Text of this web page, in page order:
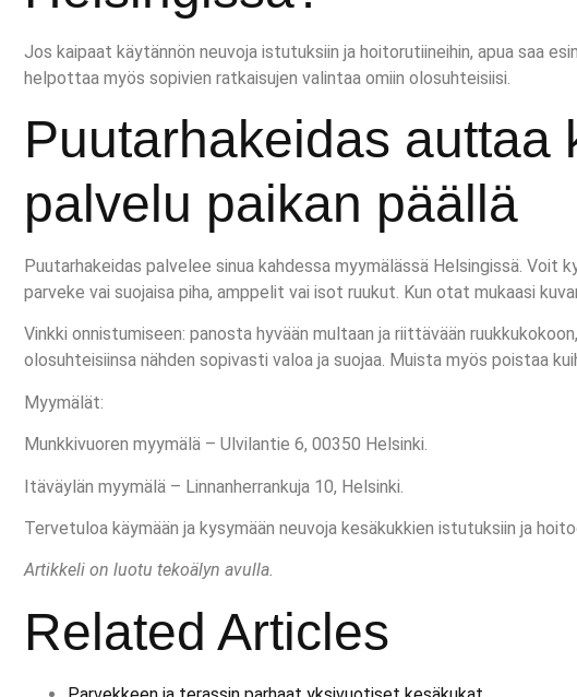
Jos kaipaat käytännön neuvoja istutuksiin ja hoitorutiineihin, apua saa
helpottaa myös sopivien ratkaisujen valintaa omiin olosuhteisiisi.
Puutarhakeidas
palvelu paikan päällä
Puutarhakeidas palvelee sinua kahdessa myymälässä Helsingissä. Voit
parveke vai suojaisa piha, amppelit vai isot ruukut. Kun otat mukaasi
Vinkki onnistumiseen: panosta hyvään multaan ja riittävään
olosuhteisiinsa nähden sopivasti valoa ja suojaa. Muista myös poistaa
Myymälät:
Munkkivuoren myymälä – Ulvilantie 6, 00350 Helsinki.
Itäväylän myymälä – Linnanherrankuja 10, Helsinki.
Tervetuloa käymään ja kysymään neuvoja kesäkukkien istutuksiin ja
Artikkeli on luotu tekoälyn avulla.
Related Articles